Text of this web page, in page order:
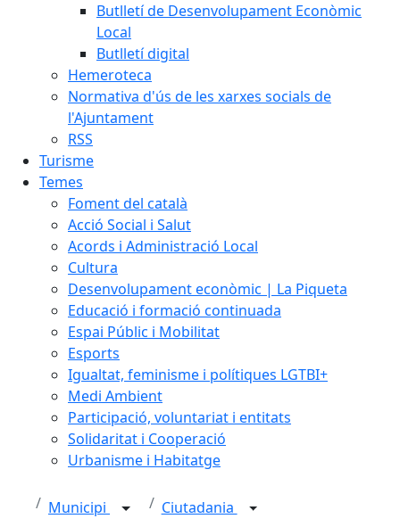
Butlletí de Desenvolupament Econòmic
Local
Butlletí digital
Hemeroteca
Normativa d'ús de les xarxes socials de
l'Ajuntament
RSS
Turisme
Temes
Foment del català
Acció Social i Salut
Acords i Administració Local
Cultura
Desenvolupament econòmic | La Piqueta
Educació i formació continuada
Espai Públic i Mobilitat
Esports
Igualtat, feminisme i polítiques LGTBI+
Medi Ambient
Participació, voluntariat i entitats
Solidaritat i Cooperació
Urbanisme i Habitatge
Municipi
Ciutadania